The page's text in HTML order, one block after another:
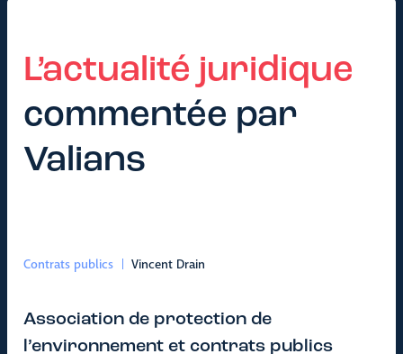
L’actualité juridique
commentée par
Valians
Contrats publics Vincent Drain
Association de protection de
l’environnement et contrats publics